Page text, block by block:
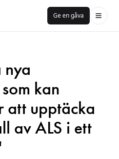
Ge en gåva
nya
kan
att upptäcka
av ALS i ett